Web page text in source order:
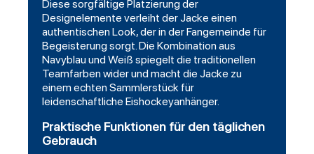
Diese sorgfältige Platzierung der
Designelemente verleiht der Jacke einen
authentischen Look, der in der Fangemeinde für
Begeisterung sorgt. Die Kombination aus
Navyblau und Weiß spiegelt die traditionellen
Teamfarben wider und macht die Jacke zu
einem echten Sammlerstück für
leidenschaftliche Eishockeyanhänger.
Praktische Funktionen für den täglichen
Gebrauch